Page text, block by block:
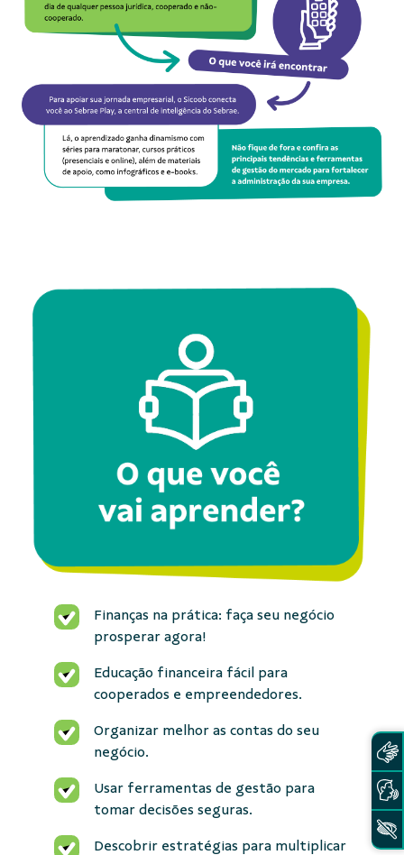
Finanças na prática: faça seu negócio
prosperar agora!
Educação financeira fácil para
cooperados e empreendedores.
Organizar melhor as contas do seu
negócio.
Usar ferramentas de gestão para
tomar decisões seguras.
Descobrir estratégias para multiplicar